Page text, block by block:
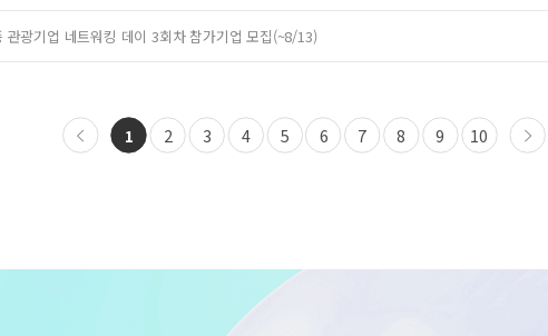
광기업 네트워킹 데이 3회차 참가기업 모집(~8/13)
1 2 3 4 5 6 7 8 9 10